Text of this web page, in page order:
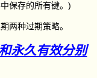
保存的所有键。)
两种过期策略。
永久有效分别